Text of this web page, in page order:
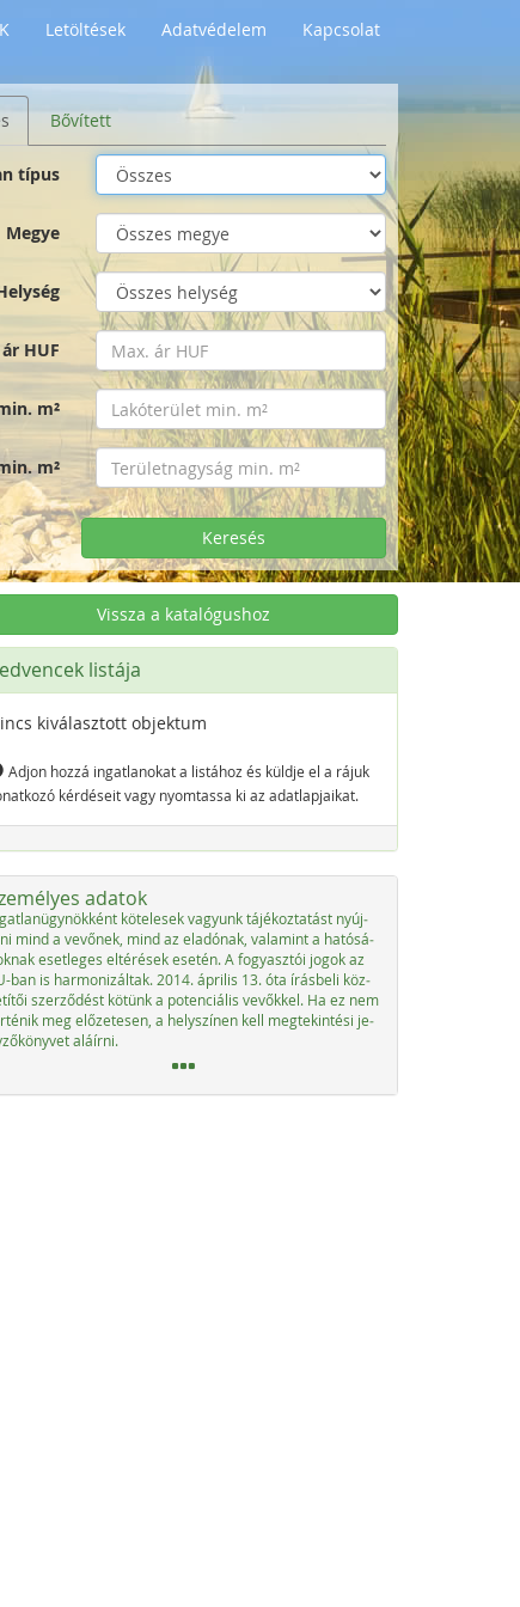
Letöltések Adatvédelem Kapcsolat
Bővített
típus
Megye
HUF
m²
m²
Keresés
Vissza a katalógushoz
listája
kiválasztott objektum
Adjon hozzá ingatlanokat a listához és küldje el a rájuk
kérdéseit vagy nyomtassa ki az adatlapjaikat.
adatok
kö­t­e­le­sek va­gyunk tájé­koz­ta­tást nyúj­
mind a ve­vő­nek, mind az ela­dónak, vala­mint a ha­tósá­
eset­le­ges el­té­r­é­sek ese­tén. A fo­gyasz­tói jo­gok az
ban is har­mo­ni­zál­tak. 2014. ápri­lis 13. óta írás­be­li köz­
szer­ződést kötünk a po­ten­ciá­lis ve­vők­kel. Ha ez nem
meg előze­te­sen, a he­lys­zí­nen kell meg­tek­in­té­si je­
aláír­ni.